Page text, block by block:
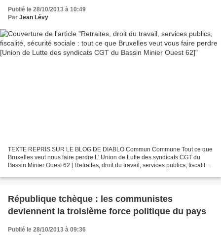
Publié le 28/10/2013 à 10:49
Par Jean Lévy
TEXTE REPRIS SUR LE BLOG DE DIABLO Commun Commune Tout ce que
Bruxelles veut nous faire perdre L' Union de Lutte des syndicats CGT du
Bassin Minier Ouest 62 [ Retraites, droit du travail, services publics, fiscalité,
République tchèque : les communistes
deviennent la troisième force politique du pays
Publié le 28/10/2013 à 09:36